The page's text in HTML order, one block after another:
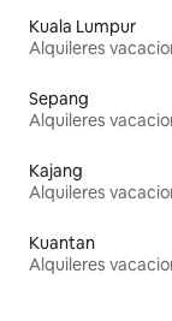
Kuala Lumpur
Alquileres
Sepang
Alquileres
Kajang
Alquileres
Kuantan
Alquileres